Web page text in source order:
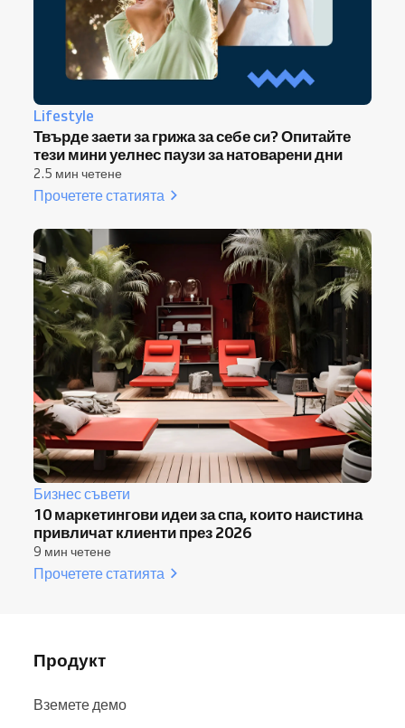
Lifestyle
Твърде заети за грижа за себе си? Опитайте
тези мини уелнес паузи за натоварени дни
2.5 мин четене
Прочетете статията
Бизнес съвети
10 маркетингови идеи за спа, които наистина
привличат клиенти през 2026
9 мин четене
Прочетете статията
Продукт
Вземете демо